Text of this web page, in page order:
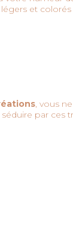
et
, vous
par ces